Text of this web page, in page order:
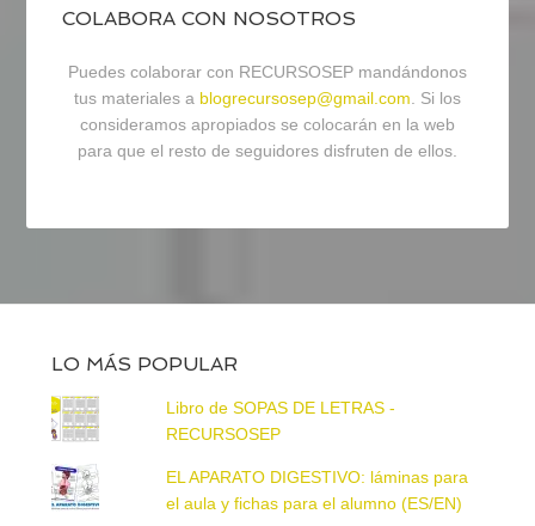
COLABORA CON NOSOTROS
Puedes colaborar con RECURSOSEP mandándonos
tus materiales a blogrecursosep@gmail.com. Si los
consideramos apropiados se colocarán en la web
para que el resto de seguidores disfruten de ellos.
LO MÁS POPULAR
Libro de SOPAS DE LETRAS -
RECURSOSEP
EL APARATO DIGESTIVO: láminas para
el aula y fichas para el alumno (ES/EN)